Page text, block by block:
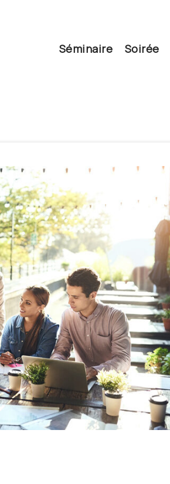
Séminaire Soirée